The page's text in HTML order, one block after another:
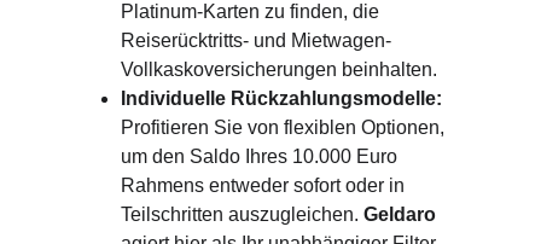
Platinum-Karten zu finden, die
Reiserücktritts- und Mietwagen-
Vollkaskoversicherungen beinhalten.
Individuelle Rückzahlungsmodelle:
Profitieren Sie von flexiblen Optionen,
um den Saldo Ihres 10.000 Euro
Rahmens entweder sofort oder in
Teilschritten auszugleichen. Geldaro